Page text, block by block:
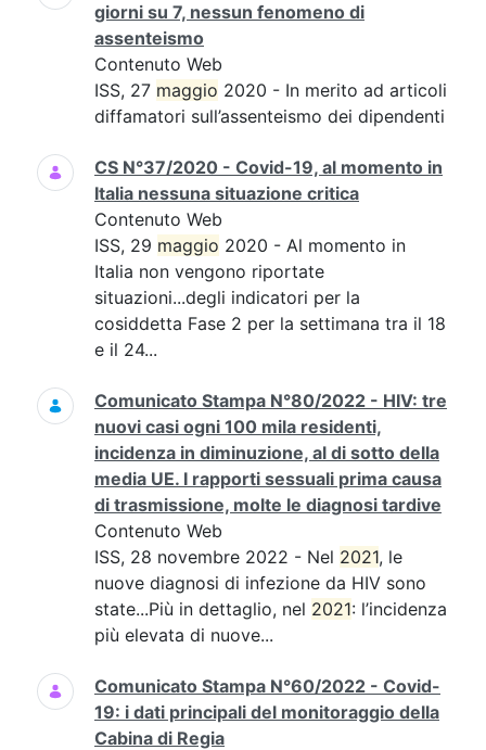
giorni su 7, nessun fenomeno di
assenteismo
Contenuto Web
ISS, 27 maggio 2020 - In merito ad articoli
diffamatori sull’assenteismo dei dipendenti
CS N°37/2020 - Covid-19, al momento in
Italia nessuna situazione critica
Contenuto Web
ISS, 29 maggio 2020 - Al momento in
Italia non vengono riportate
situazioni...degli indicatori per la
cosiddetta Fase 2 per la settimana tra il 18
e il 24...
Comunicato Stampa N°80/2022 - HIV: tre
nuovi casi ogni 100 mila residenti,
incidenza in diminuzione, al di sotto della
media UE. I rapporti sessuali prima causa
di trasmissione, molte le diagnosi tardive
Contenuto Web
ISS, 28 novembre 2022 - Nel 2021, le
nuove diagnosi di infezione da HIV sono
state...Più in dettaglio, nel 2021: l’incidenza
più elevata di nuove...
Comunicato Stampa N°60/2022 - Covid-
19: i dati principali del monitoraggio della
Cabina di Regia